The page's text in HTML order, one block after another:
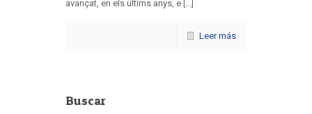
avançat, en els últims anys, e [...]
Leer más
Buscar